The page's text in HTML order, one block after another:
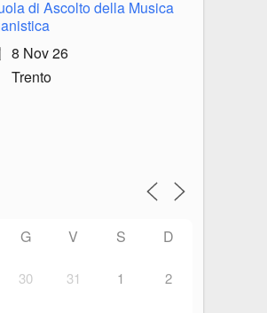
di Ascolto della Musica
8 Nov 26
Trento
G V S D
30 31 1 2